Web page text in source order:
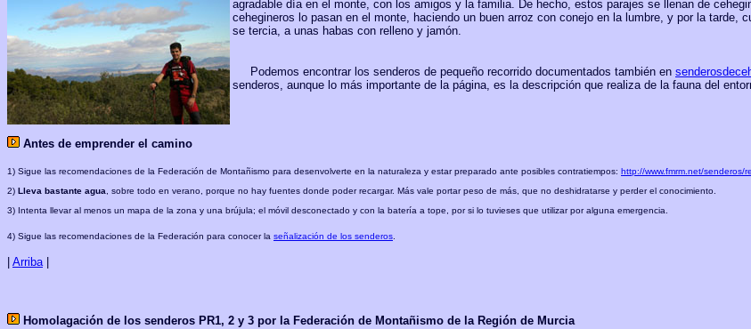
agradable día en el monte, con los amigos y la familia. De hecho, estos parajes se llenan de
cehegineros lo pasan en el monte, haciendo un buen arroz con conejo en la lumbre, y por la
se tercia, a unas habas con relleno y jamón.
Podemos encontrar los senderos de pequeño recorrido documentados también en
senderos, aunque lo más importante de la página, es la descripción que realiza de la fauna del
Antes de emprender el camino
1) Sigue las recomendaciones de la Federación de Montañismo para desenvolverte en la naturaleza y estar preparado ante posibles contratiempos: http://www.fmrm.net/senderos/
2) Lleva bastante agua , sobre todo en verano, porque no hay fuentes donde poder recargar. Más vale portar peso de más, que no deshidratarse y perder el conocimiento.
3) Intenta llevar al menos un mapa de la zona y una brújula; el móvil desconectado y con la batería a tope, por si lo tuvieses que utilizar por alguna emergencia.
4) Sigue las recomendaciones de la Federación para conocer la señalización de los senderos
Arriba|
Homolagación de los senderos PR1, 2 y 3 por la Federación de Montañismo de la Región de Murcia